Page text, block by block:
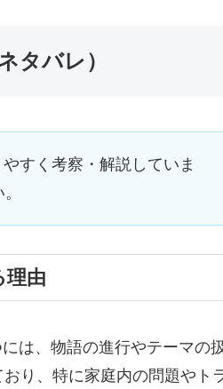
タバレ）
すく考察・解説していま
理由
は、物語の進行やテーマの
り、特に家庭内の問題やト